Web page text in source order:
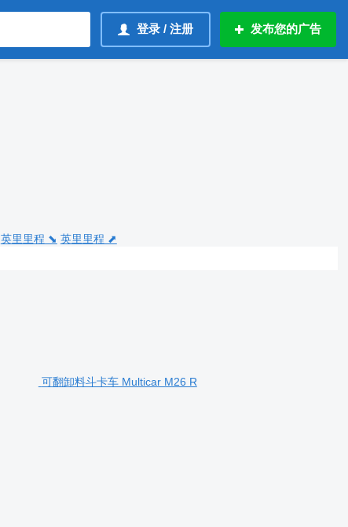
登录 / 注册 发布您的广告
英里里程 ⬊ 英里里程 ⬈
可翻卸料斗卡车 Multicar M26 R